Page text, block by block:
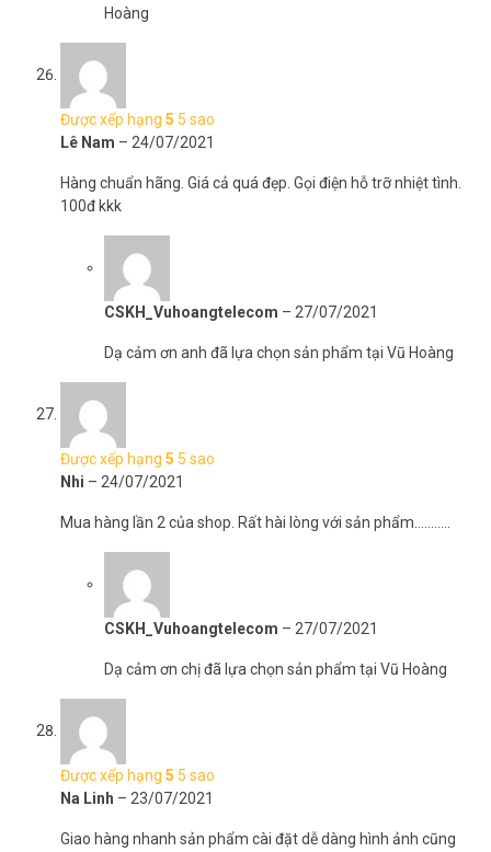
Hoàng
Được xếp hạng 5 5 sao
Lê Nam – 24/07/2021
Hàng chuẩn hãng. Giá cả quá đẹp. Gọi điện hỗ trỡ nhiệt tình.
100đ kkk
CSKH_Vuhoangtelecom – 27/07/2021
Dạ cảm ơn anh đã lựa chọn sản phẩm tại Vũ Hoàng
Được xếp hạng 5 5 sao
Nhi – 24/07/2021
Mua hàng lần 2 của shop. Rất hài lòng với sản phẩm………..
CSKH_Vuhoangtelecom – 27/07/2021
Dạ cảm ơn chị đã lựa chọn sản phẩm tại Vũ Hoàng
Được xếp hạng 5 5 sao
Na Linh – 23/07/2021
Giao hàng nhanh sản phẩm cài đặt dễ dàng hình ảnh cũng